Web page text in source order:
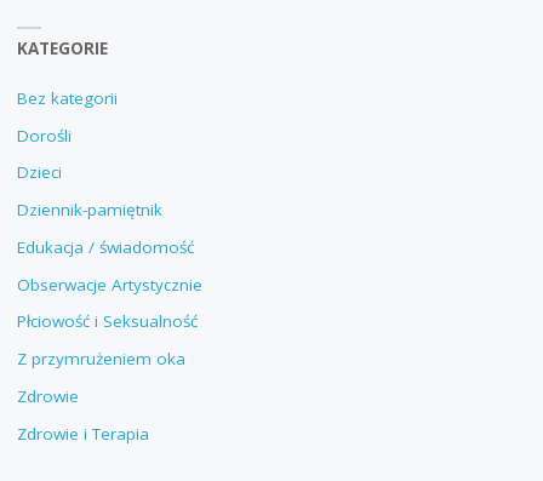
KATEGORIE
Bez kategorii
Dorośli
Dzieci
Dziennik-pamiętnik
Edukacja / świadomość
Obserwacje Artystycznie
Płciowość i Seksualność
Z przymrużeniem oka
Zdrowie
Zdrowie i Terapia